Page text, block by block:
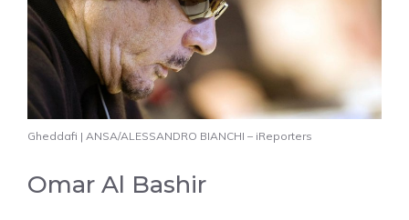
Gheddafi | ANSA/ALESSANDRO BIANCHI – iReporters
Omar Al Bashir